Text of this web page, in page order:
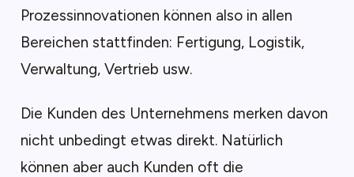
Prozessinnovationen können also in allen
Bereichen stattfinden: Fertigung, Logistik,
Verwaltung, Vertrieb usw.
Die Kunden des Unternehmens merken davon
nicht unbedingt etwas direkt. Natürlich
können aber auch Kunden oft die